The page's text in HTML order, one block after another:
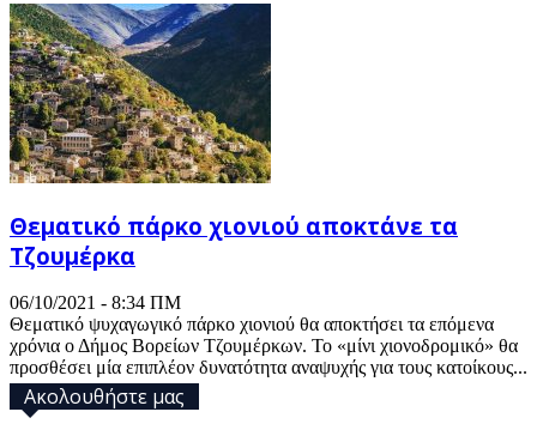
Θεματικό πάρκο χιονιού αποκτάνε τα
Τζουμέρκα
06/10/2021 - 8:34 ΠΜ
Θεματικό ψυχαγωγικό πάρκο χιονιού θα αποκτήσει τα επόμενα
χρόνια ο Δήμος Βορείων Τζουμέρκων. Το «μίνι χιονοδρομικό» θα
προσθέσει μία επιπλέον δυνατότητα αναψυχής για τους κατοίκους...
Ακολουθήστε μας